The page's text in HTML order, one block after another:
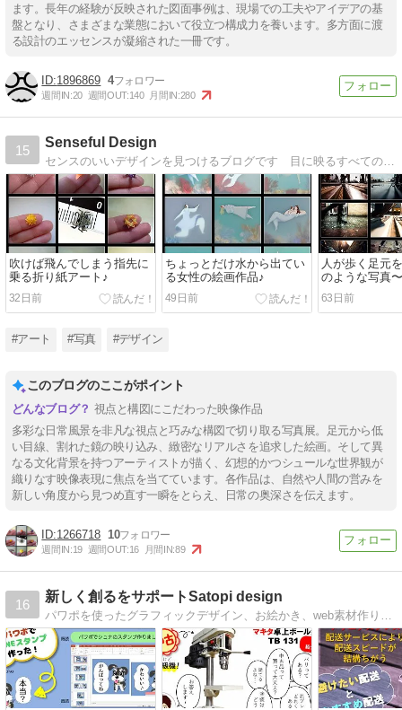
ます。長年の経験が反映された図面事例は、現場での工夫やアイデアの基
盤となり、さまざまな業態において役立つ構成力を養います。多方面に渡
る設計のエッセンスが凝縮された一冊です。
1896869 4
週間IN:20 週間OUT:140 月間IN:280
15
Senseful Design
センスのいいデザインを見つけるブログです 目に映るすべてのものが素敵で楽しく、心躍るような毎日を送りたいあなたに！
吹けば飛んでしまう指先に
乗る折り紙アート♪
32日前
ちょっとだけ水から出てい
る女性の絵画作品♪
49日前
人が歩く足元
のような写真
63日前
#アート #写真 #デザイン
このブログのここがポイント
視点と構図にこだわった映像作品
多彩な日常風景を非凡な視点と巧みな構図で切り取る写真展。足元から低
い目線、割れた鏡の映り込み、緻密なリアルさを追求した絵画。そして異
なる文化背景を持つアーティストが描く、幻想的かつシュールな世界観が
織りなす映像表現に焦点を当てています。各作品は、自然や人間の営みを
新しい角度から見つめ直す一瞬をとらえ、日常の奥深さを伝えます。
1266718 10
週間IN:19 週間OUT:16 月間IN:89
16
新しく創るをサポートSatopi design
パワポを使ったグラフィックデザイン、お絵かき、web素材作り、木工、手芸まで含めたDIY、ひとり起業・副業など、新しく創るをサポートします。